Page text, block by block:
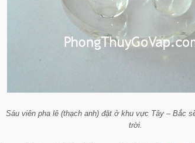
Sáu viên pha lê (thạch anh) đặt ở khu vực Tây – Bắc
trời.